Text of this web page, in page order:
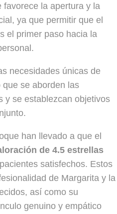
favorece la apertura y la
ya que permitir que el
el primer paso hacia la
necesidades únicas de
se aborden las
y se establezcan objetivos
han llevado a que el
de 4.5 estrellas
satisfechos. Estos
de Margarita y la
así como su
genuino y empático